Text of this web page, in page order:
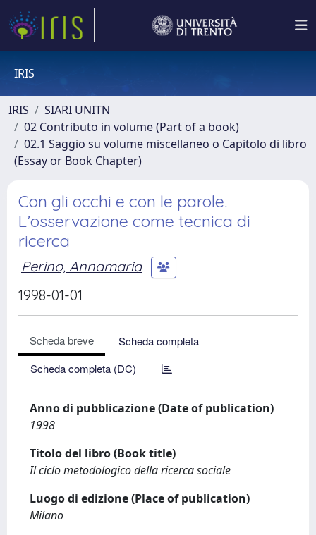
IRIS
IRIS
SIARI UNITN
02 Contributo in volume (Part of a book)
02.1 Saggio su volume miscellaneo o Capitolo di libro
(Essay or Book Chapter)
Con gli occhi e con le parole.
L’osservazione come tecnica di
ricerca
Perino, Annamaria
1998-01-01
Scheda breve
Scheda completa
Scheda completa (DC)
Anno di pubblicazione (Date of publication)
1998
Titolo del libro (Book title)
Il ciclo metodologico della ricerca sociale
Luogo di edizione (Place of publication)
Milano